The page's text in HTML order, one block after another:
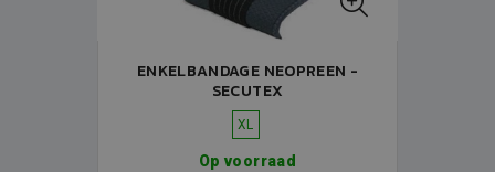
ENKELBANDAGE NEOPREEN -
SECUTEX
XL
Op voorraad